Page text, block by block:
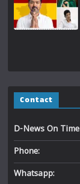
Contact
D-News On
Phone:
Whatsapp: